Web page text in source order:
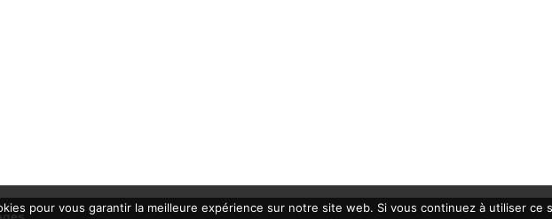
pour vous garantir la meilleure expérience sur notre site web. Si vous continuez à utiliser